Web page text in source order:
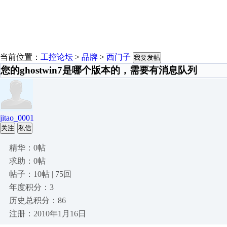
当前位置： 工控论坛 > 品牌 > 西门子 我要发帖
您的ghostwin7是哪个版本的，需要有消息队列
jitao_0001
关注 私信
精华：0帖
求助：0帖
帖子：10帖 | 75回
年度积分：3
历史总积分：86
注册：2010年1月16日